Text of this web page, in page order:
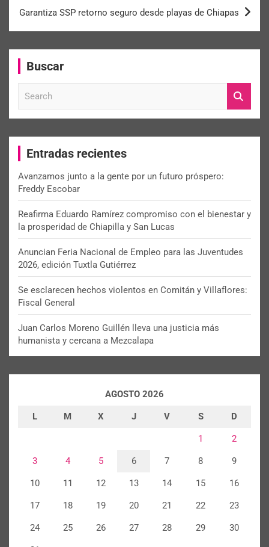
Garantiza SSP retorno seguro desde playas de Chiapas
Buscar
c
Entradas recientes
Avanzamos junto a la gente por un futuro próspero:
Freddy Escobar
Reafirma Eduardo Ramírez compromiso con el bienestar y
la prosperidad de Chiapilla y San Lucas
Anuncian Feria Nacional de Empleo para las Juventudes
2026, edición Tuxtla Gutiérrez
Se esclarecen hechos violentos en Comitán y Villaflores:
Fiscal General
Juan Carlos Moreno Guillén lleva una justicia más
humanista y cercana a Mezcalapa
AGOSTO 2026
L M X J V S D
1 2
3 4 5 6 7 8 9
10 11 12 13 14 15 16
17 18 19 20 21 22 23
24 25 26 27 28 29 30